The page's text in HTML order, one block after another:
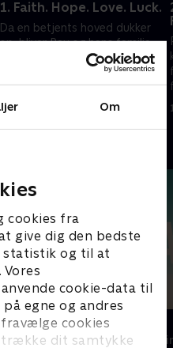
Om
cookies fra
give dig den bedste
statistik og til at
cookie-data til
egne og andres
cookies
trække dit samtykke
1. Faith. Hope. Love. Luck.
Da en betjents hoved dukker
op, bliver Ray og hans familie
impliceret i mordet. Ray finder
ud af, at hans arbejde med
terapeuten trues af at blive
opdaget.
The Au Pair
Krimi &